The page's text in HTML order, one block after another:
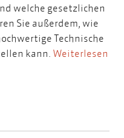
welche gesetzlichen
Sie außerdem, wie
Technische
kann. Weiterlesen